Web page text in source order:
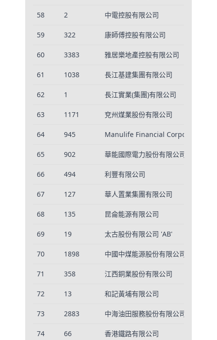
58 2 中電控股有限公司
59 322 康師傅控股有限公司
60 3383 雅居樂地產控股有限公司
61 1038 長江基建集團有限公司
62 1 長江實業(集團)有限公司
63 1171 兗州煤業股份有限公司
64 945 Manulife Financial Corporation
65 902 華能國際電力股份有限公司
66 494 利豐有限公司
67 127 華人置業集團有限公司
68 135 昆侖能源有限公司
69 19 太古股份有限公司 'AB'
70 1898 中國中煤能源股份有限公司
71 358 江西銅業股份有限公司
72 13 和記黃埔有限公司
73 2883 中海油田服務股份有限公司
74 66 香港鐵路有限公司